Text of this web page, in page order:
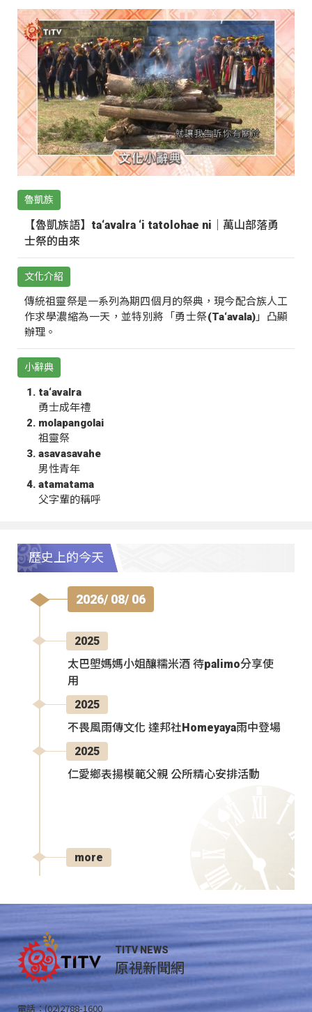
魯凱族
【魯凱族語】ta‘avalra ‘i tatolohae ni｜萬山部落勇
士祭的由來
文化介紹
傳統祖靈祭是一系列為期四個月的祭典，現今配合族人工
作求學濃縮為一天，並特別將「勇士祭(Ta‘avala)」凸顯
辦理。
小辭典
ta‘avalra
勇士成年禮
molapangolai
祖靈祭
asavasavahe
男性青年
atamatama
父字輩的稱呼
歷史上的今天
2026/ 08/ 06
2025
太巴塱媽媽小姐釀糯米酒 待palimo分享使
用
2025
不畏風雨傳文化 達邦社Homeyaya雨中登場
2025
仁愛鄉表揚模範父親 公所精心安排活動
more
TITV NEWS
原視新聞網
電話：(02)2788-1600